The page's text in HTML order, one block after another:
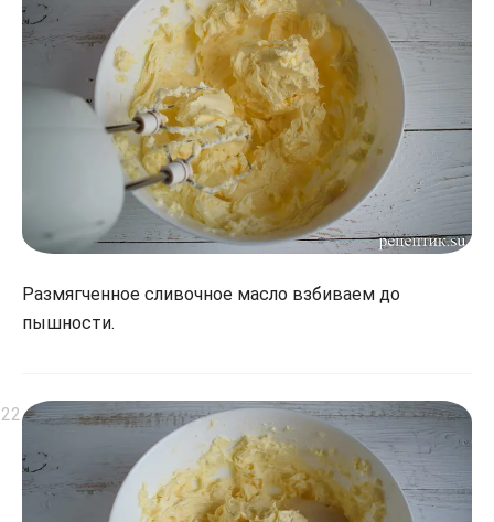
Размягченное сливочное масло взбиваем до
пышности.